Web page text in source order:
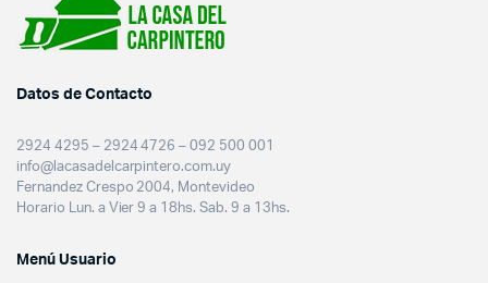
Datos de Contacto
2924 4295 – 2924 4726 – 092 500 001
info@lacasadelcarpintero.com.uy
Fernandez Crespo 2004, Montevideo
Horario Lun. a Vier 9 a 18hs. Sab. 9 a 13hs.
Menú Usuario